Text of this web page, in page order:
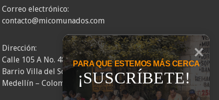
Correo electrónico:
contacto@micomunados.com
Dirección:
Calle 105 A No. 48AA – 58
Barrio Villa del Socorro
Medellín – Colombia
PARA QUE ESTEMOS MÁS CERCA
¡SUSCRÍBETE!